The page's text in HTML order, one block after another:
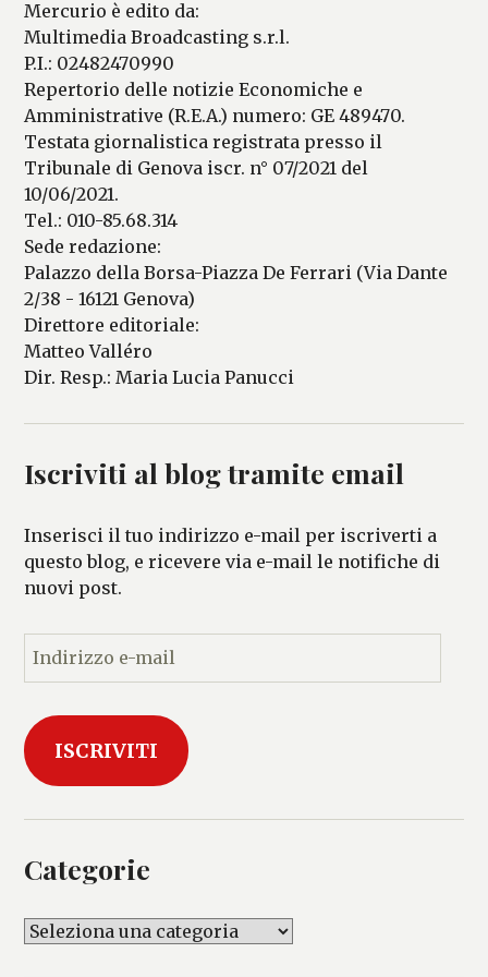
Mercurio è edito da:
Multimedia Broadcasting s.r.l.
P.I.: 02482470990
Repertorio delle notizie Economiche e
Amministrative (R.E.A.) numero: GE 489470.
Testata giornalistica registrata presso il
Tribunale di Genova iscr. n° 07/2021 del
10/06/2021.
Tel.: 010-85.68.314
Sede redazione:
Palazzo della Borsa-Piazza De Ferrari (Via Dante
2/38 - 16121 Genova)
Direttore editoriale:
Matteo Valléro
Dir. Resp.: Maria Lucia Panucci
Iscriviti al blog tramite email
Inserisci il tuo indirizzo e-mail per iscriverti a
questo blog, e ricevere via e-mail le notifiche di
nuovi post.
n
r
i
e
m
ISCRIVITI
Categorie
C